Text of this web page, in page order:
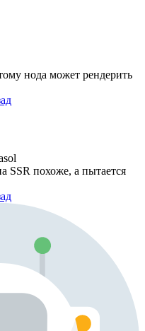
нода может рендерить
SSR похоже, а пытается